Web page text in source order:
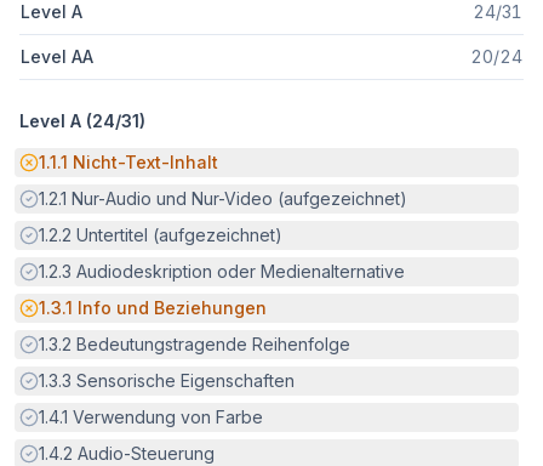
Level A 24/31
Level AA 20/24
Level A (24/31)
Potenzielle Barriere:
1.1.1 Nicht-Text-Inhalt
Erfüllt:
1.2.1 Nur-Audio und Nur-Video (aufgezeichnet)
Erfüllt:
1.2.2 Untertitel (aufgezeichnet)
Erfüllt:
1.2.3 Audiodeskription oder Medienalternative
Potenzielle Barriere:
1.3.1 Info und Beziehungen
Erfüllt:
1.3.2 Bedeutungstragende Reihenfolge
Erfüllt:
1.3.3 Sensorische Eigenschaften
Erfüllt:
1.4.1 Verwendung von Farbe
Erfüllt:
1.4.2 Audio-Steuerung